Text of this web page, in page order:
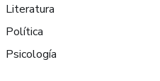
Literatura
Política
Psicología